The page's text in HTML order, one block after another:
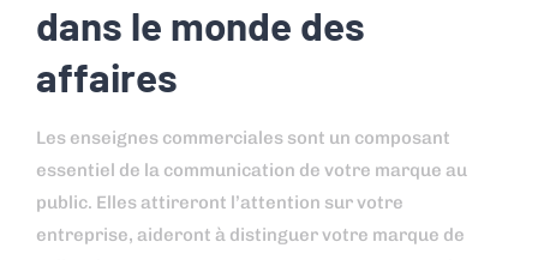
dans le monde des
affaires
Les enseignes commerciales sont un composant
essentiel de la communication de votre marque au
public. Elles attireront l’attention sur votre
entreprise, aideront à distinguer votre marque de